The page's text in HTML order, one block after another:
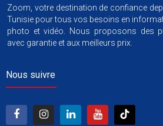
Zoom, votre destination de confiance
Tunisie pour tous vos besoins en
photo et vidéo. Nous proposons des
avec garantie et aux meilleurs prix.
Nous suivre